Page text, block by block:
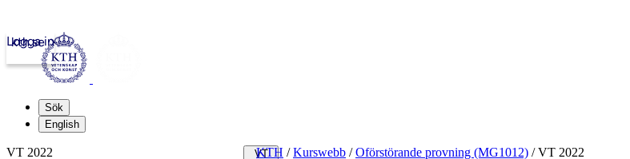
kth.se
Logga in
Sök
English
VT
KTH / Kurswebb / Oförstörande provning (MG1012) /VT 2022
VT 2022